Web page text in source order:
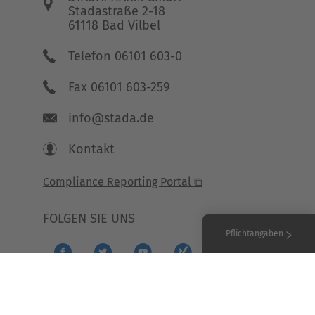
Stadastraße 2-18
61118 Bad Vilbel
Telefon 06101 603-0
Fax 06101 603-259
info@stada.de
Kontakt
Compliance Reporting Portal ⧉
FOLGEN SIE UNS
Pflichtangaben